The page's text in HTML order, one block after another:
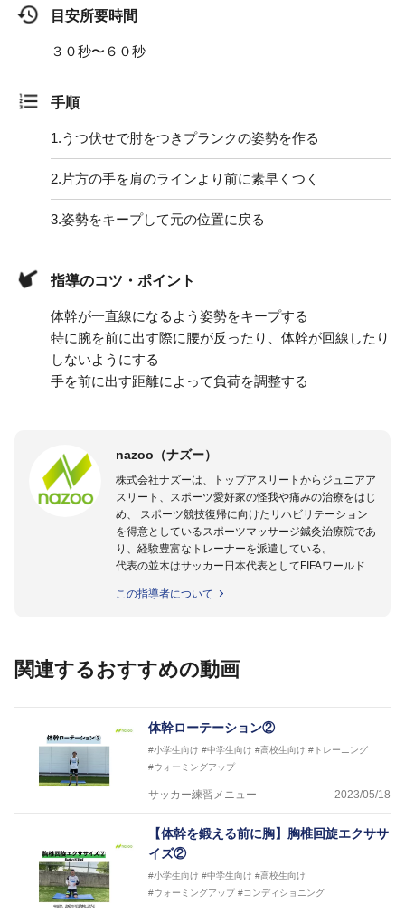
目安所要時間
３０秒〜６０秒
手順
1.うつ伏せで肘をつきプランクの姿勢を作る
2. 片方の手を肩のラインより前に素早くつく
3.姿勢をキープして元の位置に戻る
指導のコツ・ポイント
体幹が一直線になるよう姿勢をキープする
特に腕を前に出す際に腰が反ったり、体幹が回線したり
しないようにする
手を前に出す距離によって負荷を調整する
nazoo（ナズー）
株式会社ナズーは、トップアスリートからジュニアア
スリート、スポーツ愛好家の怪我や痛みの治療をはじ
め、 スポーツ競技復帰に向けたリハビリテーション
を得意としているスポーツマッサージ鍼灸治療院であ
り、経験豊富なトレーナーを派遣している。
代表の並木はサッカー日本代表としてFIFAワールドカ
のほかU-23日本代表のアスレティックトレーナーと
世代のサッカーを中心に、WJBL、社会人ラグビー、
を派遣している。
さらには講演会やセミナー、専門学校などの教育機関
に講師を派遣するなど後進育成にも力を入れている。
「一人一人の健康な人生をサポートする」を企業理念
として掲げ、世の中の人々の『健康』をあらゆる方向
生きと」生きる、そんな『健康な人生』をサポートし
ている。
この指導者について
関連するおすすめの動画
体幹ローテーション②
#小学生向け #中学生向け #高校生向け #トレーニング
#ウォーミングアップ
サッカー練習メニュー 2023/05/18
【体幹を鍛える前に胸】胸椎回旋エクササ
イズ②
#小学生向け #中学生向け #高校生向け
#ウォーミングアップ #コンディショニング